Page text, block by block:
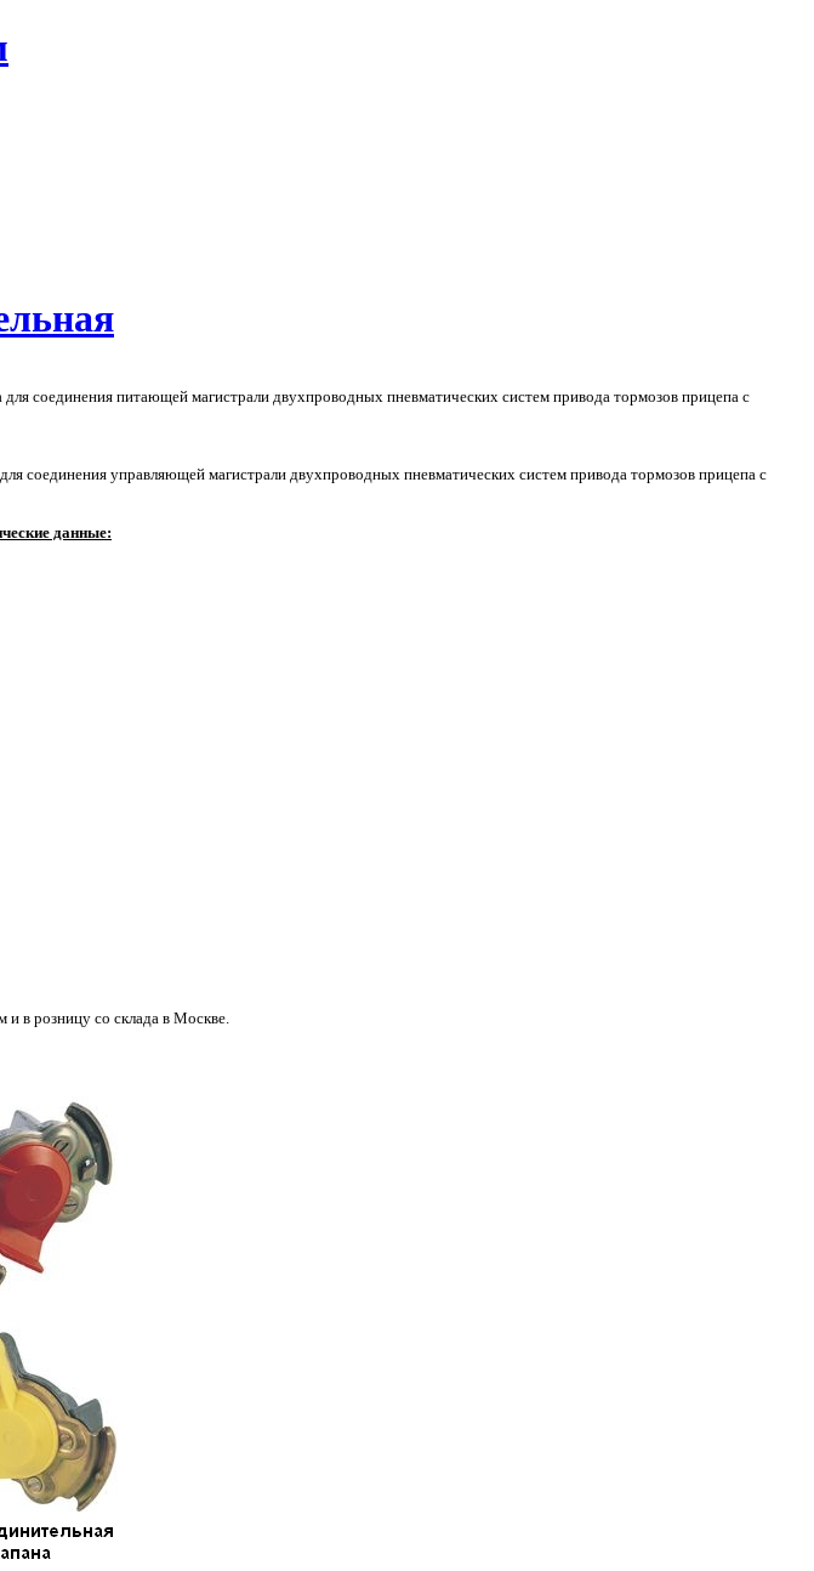
для соединения питающей магистрали двухпроводных пневматических систем привода тормозов прицепа с
соединения управляющей магистрали двухпроводных пневматических систем привода тормозов прицепа с
данные:
в розницу со склада в Москве.